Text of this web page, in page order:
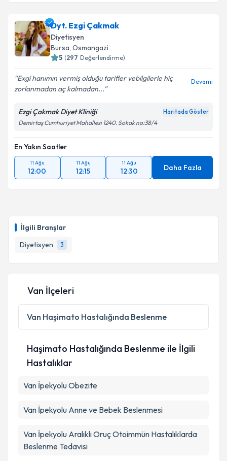
İlgili Branşlar
Diyetisyen
3
Dyt. Ezgi Çakmak
Diyetisyen
Bursa, Osmangazi
( Değerlendirme)
Exgi hanımın vermiş olduğu tarifler vebilgilerle hiç
zorlanmadan aç kalmadan...
Ezgi Çakmak Diyet Kliniği
Demirtaş Cumhuriyet Mahallesi 1240. Sokak no:38/4
En Yakın Saatler
11 Ağu
12:00
11 Ağu
12:15
11 Ağu
12:30 Daha Fazla
Van İlçeleri
Van Haşimato Hastalığında Beslenme
Haşimato Hastalığında Beslenme ile İlgili
Hastalıklar
Van İpekyolu Obezite
Van İpekyolu Anne ve Bebek Beslenmesi
Van İpekyolu Aralıklı Oruç Otoimmün Hastalıklarda
Beslenme Tedavisi